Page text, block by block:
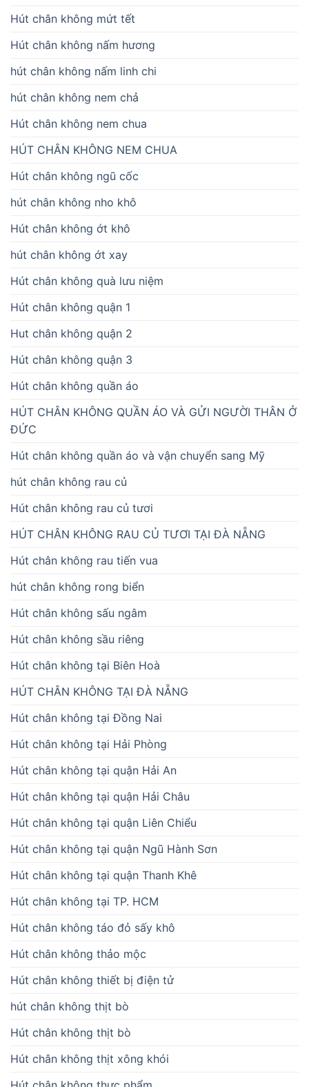
Hút chân không mứt tết
Hút chân không nấm hương
hút chân không nấm linh chi
hút chân không nem chả
Hút chân không nem chua
HÚT CHÂN KHÔNG NEM CHUA
Hút chân không ngũ cốc
hút chân không nho khô
Hút chân không ớt khô
hút chân không ớt xay
Hút chân không quà lưu niệm
Hút chân không quận 1
Hut chân không quận 2
Hút chân không quận 3
Hút chân không quần áo
HÚT CHÂN KHÔNG QUẦN ÁO VÀ GỬI NGƯỜI THÂN Ở
ĐỨC
Hút chân không quần áo và vận chuyển sang Mỹ
hút chân không rau củ
Hút chân không rau củ tươi
HÚT CHÂN KHÔNG RAU CỦ TƯƠI TẠI ĐÀ NẴNG
Hút chân không rau tiến vua
hút chân không rong biển
Hút chân không sấu ngâm
Hút chân không sầu riêng
Hút chân không tại Biên Hoà
HÚT CHÂN KHÔNG TẠI ĐÀ NẴNG
Hút chân không tại Đồng Nai
Hút chân không tại Hải Phòng
Hút chân không tại quận Hải An
Hút chân không tại quận Hải Châu
Hút chân không tại quận Liên Chiểu
Hút chân không tại quận Ngũ Hành Sơn
Hút chân không tại quận Thanh Khê
Hút chân không tại TP. HCM
Hút chân không táo đỏ sấy khô
Hút chân không thảo mộc
Hút chân không thiết bị điện tử
hút chân không thịt bò
Hút chân không thịt bò
Hút chân không thịt xông khói